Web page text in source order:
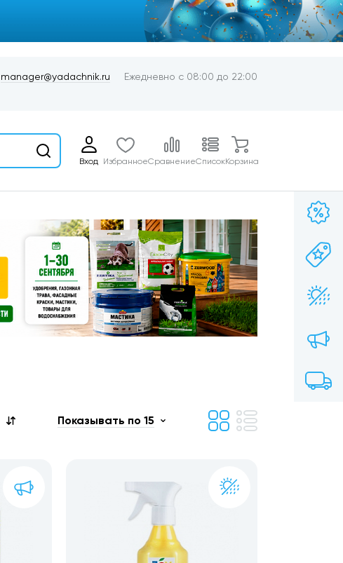
manager@yadachnik.ru Ежедневно с 08:00 до 22:00
Вход ИзбранноеСравнениеСписокКорзина
Показывать по 15